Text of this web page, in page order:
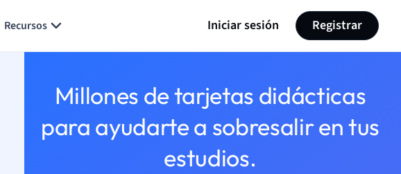
Recursos Iniciar sesión Registrar
Millones de tarjetas didácticas
para ayudarte a sobresalir en tus
estudios.